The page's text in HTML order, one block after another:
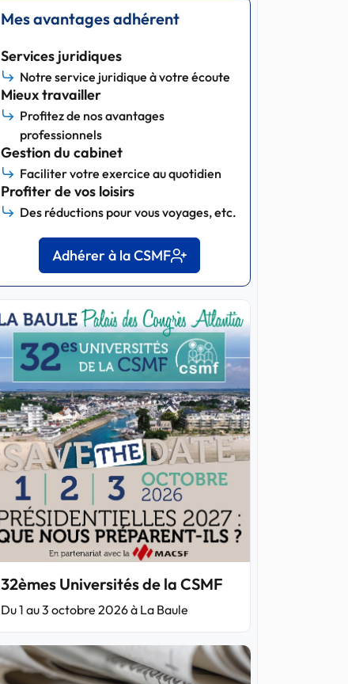
Mes avantages adhérent
Services juridiques
Notre service juridique à votre écoute
Mieux travailler
Profitez de nos avantages
professionnels
Gestion du cabinet
Faciliter votre exercice au quotidien
Profiter de vos loisirs
Des réductions pour vous voyages, etc.
Adhérer à la CSMF
32èmes Universités de la CSMF
Du 1 au 3 octobre 2026 à La Baule